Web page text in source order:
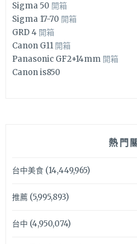
Sigma 50 開箱
Sigma 17-70 開箱
GRD 4 開箱
Canon G11 開箱
Panasonic GF2+14mm 開箱
Canon is850
熱門
台中美食(14,449,965)
推薦(5,995,893)
台中 (4,950,074)